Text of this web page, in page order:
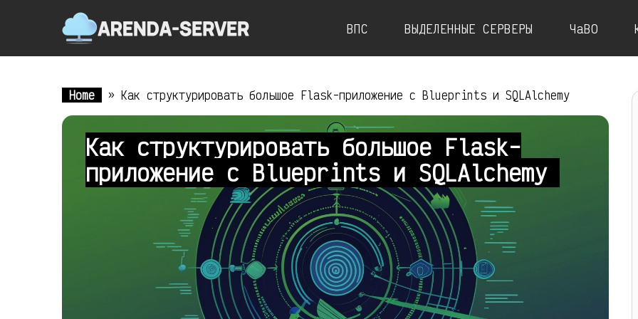
ВПС ВЫДЕЛЕННЫЕ СЕРВЕРЫ ЧаВО
Home » Как структурировать большое Flask-приложение с Blueprints и SQLAlchemy
Как структурировать большое Flask-
приложение с Blueprints и SQLAlchemy